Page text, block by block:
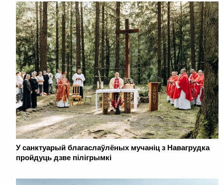
У санктуарый благаслаўлёных мучаніц з Навагрудка
пройдуць дзве пілігрымкі